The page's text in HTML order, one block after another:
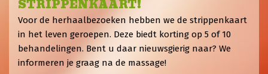
STRIPPENKAART!
Voor de herhaalbezoeken hebben we de strippenkaart
in het leven geroepen. Deze biedt korting op 5 of 10
behandelingen. Bent u daar nieuwsgierig naar? We
informeren je graag na de massage!